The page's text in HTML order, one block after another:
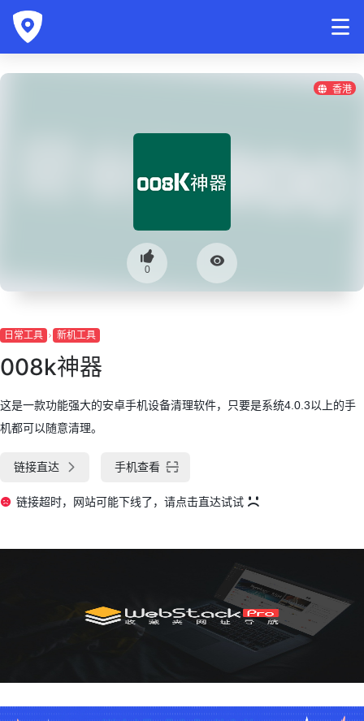
香港
0
日常工具 新机工具
008k神器
这是一款功能强大的安卓手机设备清理软件，只要是系统4.0.3以上的手
机都可以随意清理。
链接直达 手机查看
链接超时，网站可能下线了，请点击直达试试